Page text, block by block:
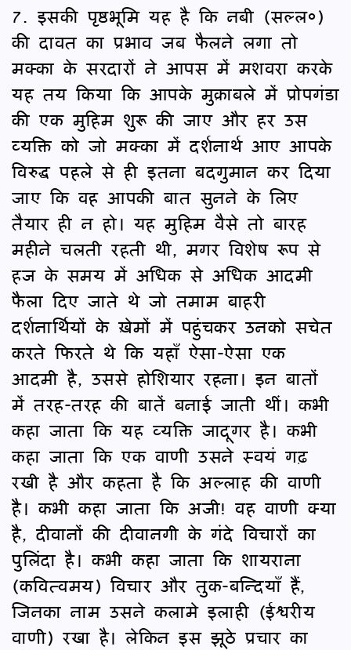
7. इसकी पृष्ठभूमि यह है कि नबी (सल्ल०)
की दावत का प्रभाव जब फैलने लगा तो
मक्का के सरदारों ने आपस में मशवरा करके
यह तय किया कि आपके मुक़ाबले में प्रोपगंडा
की एक मुहिम शुरू की जाए और हर उस
व्यक्ति को जो मक्का में दर्शनार्थ आए आपके
विरुद्ध पहले से ही इतना बदगुमान कर दिया
जाए कि वह आपकी बात सुनने के लिए
तैयार ही न हो। यह मुहिम वैसे तो बारह
महीने चलती रहती थी, मगर विशेष रूप से
हज के समय में अधिक से अधिक आदमी
फैला दिए जाते थे जो तमाम बाहरी
दर्शनार्थियों के ख़ेमों में पहुंचकर उनको सचेत
करते फिरते थे कि यहाँ ऐसा-ऐसा एक
आदमी है, उससे होशियार रहना। इन बातों
में तरह-तरह की बातें बनाई जाती थीं। कभी
कहा जाता कि यह व्यक्ति जादूगर है। कभी
कहा जाता कि एक वाणी उसने स्वयं गढ़
रखी है और कहता है कि अल्लाह की वाणी
है। कभी कहा जाता कि अजी! वह वाणी क्या
है, दीवानों की दीवानगी के गंदे विचारों का
पुलिंदा है। कभी कहा जाता कि शायराना
(कवित्वमय) विचार और तुक-बन्दियाँ हैं,
जिनका नाम उसने कलामे इलाही (ईश्वरीय
वाणी) रखा है। लेकिन इस झूठे प्रचार का